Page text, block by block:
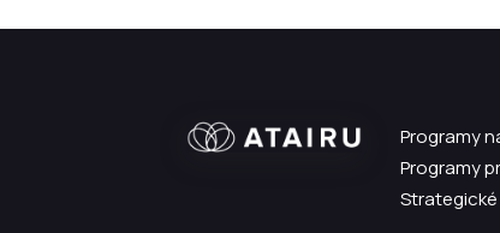
Programy
Programy